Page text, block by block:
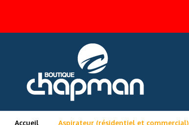
Accueil Aspirateur (résidentiel et commercial)